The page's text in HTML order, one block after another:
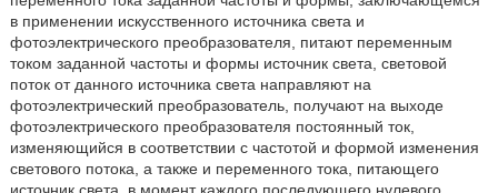
в применении искусственного источника света и
фотоэлектрического преобразователя, питают переменным
током заданной частоты и формы источник света, световой
поток от данного источника света направляют на
фотоэлектрический преобразователь, получают на выходе
фотоэлектрического преобразователя постоянный ток,
изменяющийся в соответствии с частотой и формой изменения
светового потока, а также и переменного тока, питающего